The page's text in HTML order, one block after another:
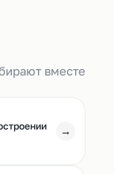
вместе
→